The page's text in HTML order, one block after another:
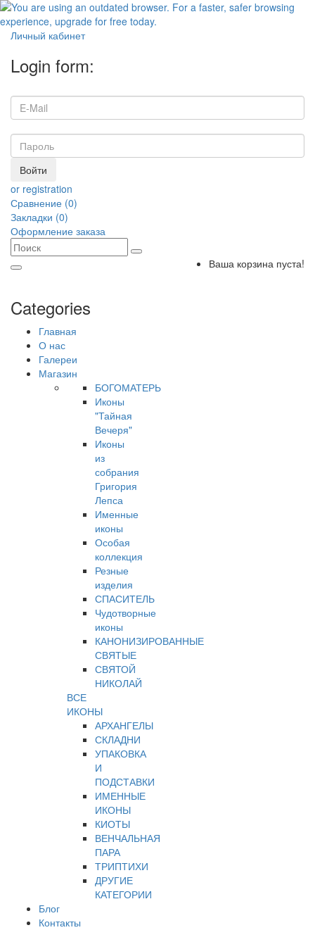
Личный кабинет
Login form:
Войти
or registration
Сравнение (0)
Закладки (0)
Оформление заказа
Ваша корзина пуста!
Categories
Главная
О нас
Галереи
Магазин
БОГОМАТЕРЬ
Иконы
"Тайная
Вечеря"
Иконы
из
собрания
Григория
Лепса
Именные
иконы
Особая
коллекция
Резные
изделия
СПАСИТЕЛЬ
Чудотворные
иконы
КАНОНИЗИРОВАННЫЕ
СВЯТЫЕ
СВЯТОЙ
НИКОЛАЙ
ВСЕ
ИКОНЫ
АРХАНГЕЛЫ
СКЛАДНИ
УПАКОВКА
И
ПОДСТАВКИ
ИМЕННЫЕ
ИКОНЫ
КИОТЫ
ВЕНЧАЛЬНАЯ
ПАРА
ТРИПТИХИ
ДРУГИЕ
КАТЕГОРИИ
Блог
Контакты